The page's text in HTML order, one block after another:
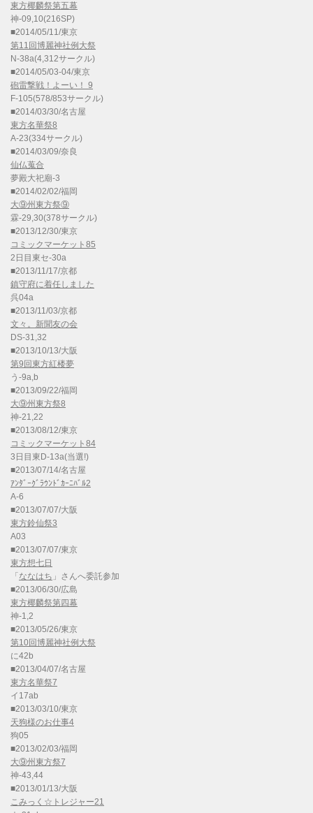
東方椰麟祭第五幕
神-09,10(216SP)
■2014/05/11/東京
第11回博麗神社例大祭
N-38a(4,312サークル)
■2014/05/03-04/東京
砲雷撃戦！よーい！ 9
F-105(578/853サークル)
■2014/03/30/名古屋
東方名華祭8
A-23(334サークル)
■2014/03/09/奈良
仙仏蒐合
夢殿大祀廟-3
■2014/02/02/福岡
大⑨州東方祭⑨
霖-29,30(378サークル)
■2013/12/30/東京
コミックマーケット85
2日目東セ-30a
■2013/11/17/京都
鎮守府に着任しました
呉04a
■2013/11/03/京都
文々。新聞友の会
DS-31,32
■2013/10/13/大阪
第9回東方紅楼夢
う-9a,b
■2013/09/22/福岡
大⑨州東方祭8
神-21,22
■2013/08/12/東京
コミックマーケット84
3日目東D-13a(当選!)
■2013/07/14/名古屋
ｱﾝﾀﾞｰｸﾞﾗｳﾝﾄﾞｶｰﾆﾊﾞﾙ2
A-6
■2013/07/07/大阪
東方鈴仙祭3
A03
■2013/07/07/東京
東方想七日
「 ななはち 」さんへ委託参加
■2013/06/30/広島
東方椰麟祭第四幕
神-1,2
■2013/05/26/東京
第10回博麗神社例大祭
に42b
■2013/04/07/名古屋
東方名華祭7
イ17ab
■2013/03/10/東京
天狗様のお仕事4
狗05
■2013/02/03/福岡
大⑨州東方祭7
神-43,44
■2013/01/13/大阪
こみっく☆トレジャー21